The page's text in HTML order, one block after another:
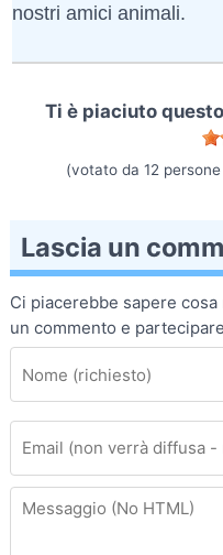
nostri amici animali.
Ti è piaciuto
(votato da 12
Lascia un
Ci piacerebbe sapere
un commento e